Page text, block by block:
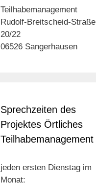
Teilhabemanagement
Rudolf-Breitscheid-Straße
20/22
06526 Sangerhausen
Sprechzeiten des
Projektes Örtliches
Teilhabemanagement
jeden ersten Dienstag im
Monat: